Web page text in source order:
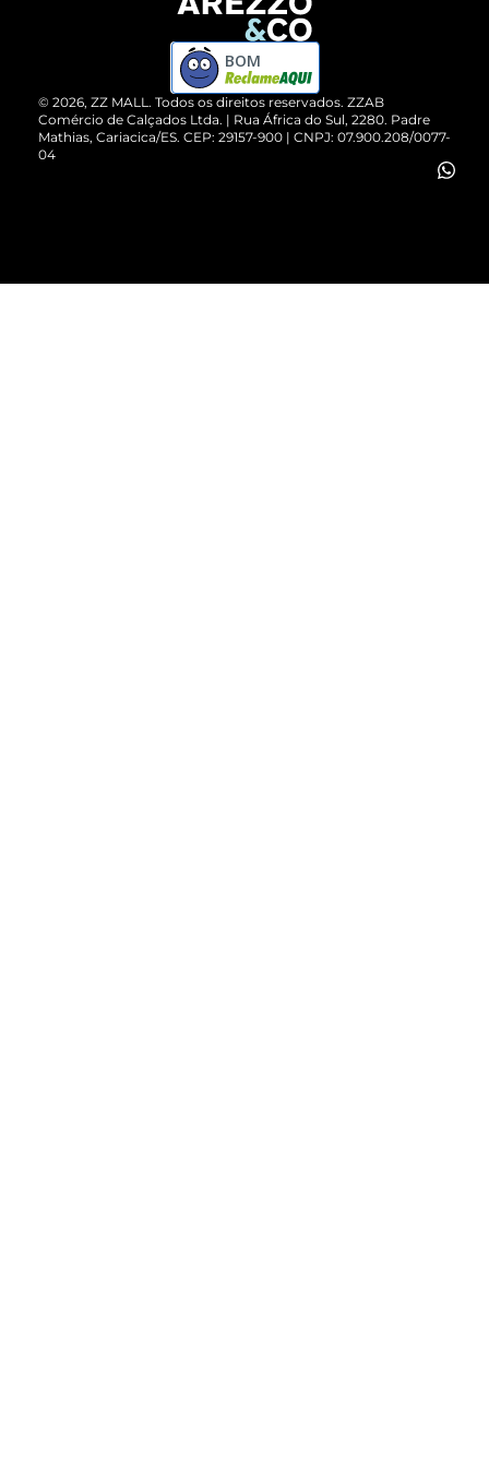
ZZ MALL é confiável
Cartão Presente
Vendas Corporativas
Devolução do Produto
Compre pelo WhatsApp
© 2026, ZZ MALL. Todos os direitos reservados. ZZAB
Comércio de Calçados Ltda. | Rua África do Sul, 2280. Padre
Mathias, Cariacica/ES. CEP: 29157-900 | CNPJ: 07.900.208/0077-
04
BOM